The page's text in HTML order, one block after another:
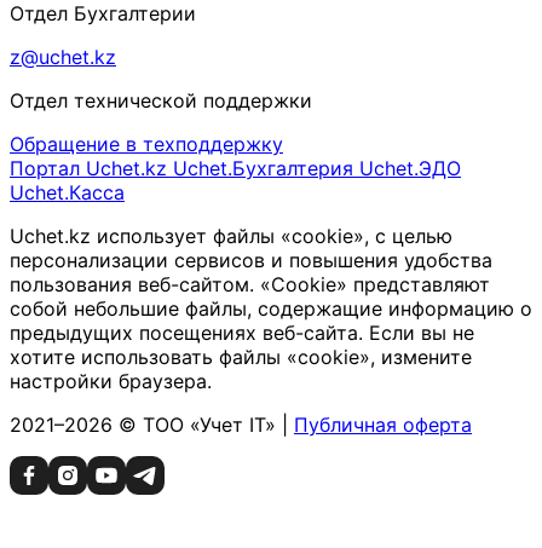
Отдел Бухгалтерии
z@uchet.kz
Отдел технической поддержки
Обращение в техподдержку
Портал Uchet.kz Uchet.Бухгалтерия Uchet.ЭДО
Uchet.Касса
Uchet.kz использует файлы «cookie», с целью
персонализации сервисов и повышения удобства
пользования веб-сайтом. «Cookie» представляют
собой небольшие файлы, содержащие информацию о
предыдущих посещениях веб-сайта. Если вы не
хотите использовать файлы «cookie», измените
настройки браузера.
2021–2026 © ТОО «Учет IT» | Публичная оферта